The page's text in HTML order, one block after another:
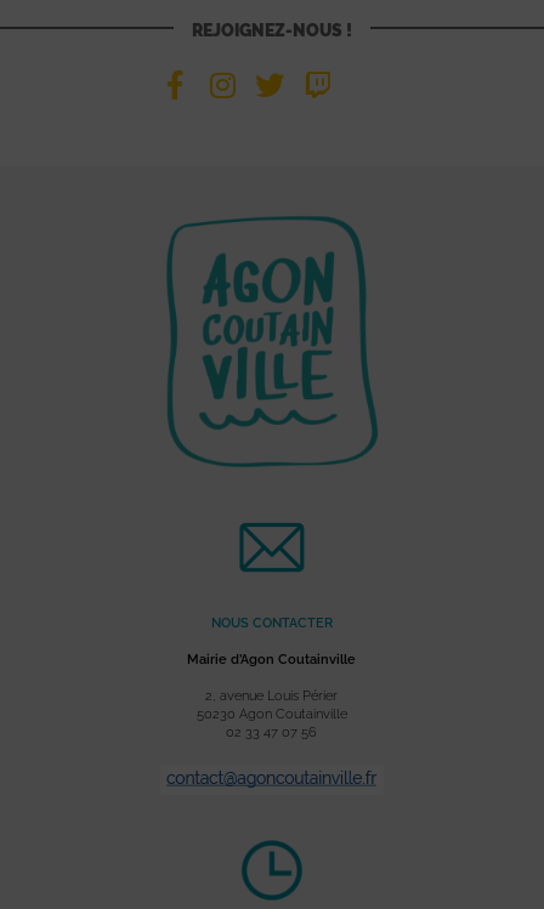
REJOIGNEZ-NOUS !
NOUS CONTACTER
Mairie d’Agon Coutainville
2, avenue Louis Périer
50230 Agon Coutainville
02 33 47 07 56